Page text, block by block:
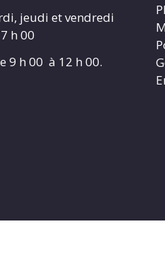
jeudi et vendredi
h 00
9 h 00 à 12 h 00.